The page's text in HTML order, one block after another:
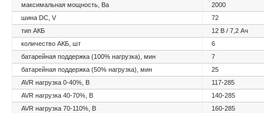
максимальная мощность, Ва
2000
шина DC, V
72
тип АКБ
12 В / 7,2 Ач
количество АКБ, шт
6
батарейная поддержка (100% нагрузка), мин
7
батарейная поддержка (50% нагрузка), мин
25
AVR нагрузка 0-40%, В
117-285
AVR нагрузка 40-70%, В
140-285
AVR нагрузка 70-110%, В
160-285